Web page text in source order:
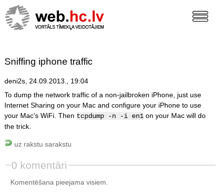
Sniffing iphone traffic
deni2s, 24.09.2013., 19:04
To dump the network traffic of a non-jailbroken iPhone, just use
Internet Sharing on your Mac and configure your iPhone to use
your Mac's WiFi. Then tcpdump -n -i en1 on your Mac will do
the trick.
uz rakstu sarakstu
0 komentāri
Komentēšana pieejama visiem.